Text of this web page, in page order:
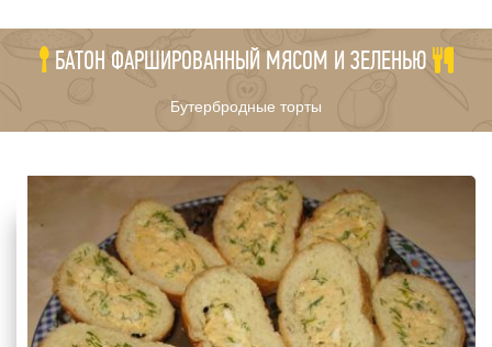
БАТОН ФАРШИРОВАННЫЙ МЯСОМ И ЗЕЛЕНЬЮ
Бутербродные торты